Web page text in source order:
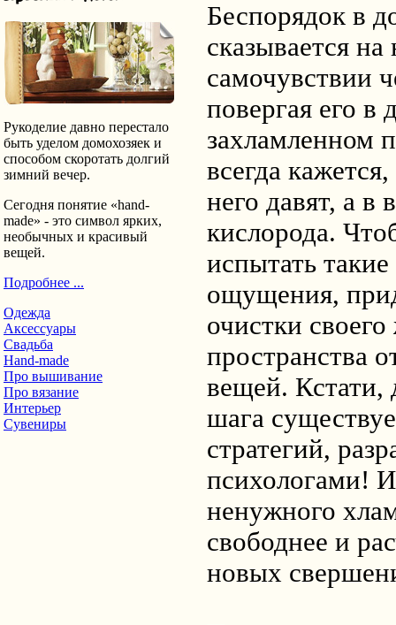
Рукоделие давно перестало
быть уделом домохозяек и
способом скоротать долгий
зимний вечер.
Сегодня понятие «hand-
made» - это символ ярких,
необычных и красивый
вещей.
Подробнее ...
Одежда
Аксессуары
Свадьба
Hand-made
Про вышивание
Про вязание
Интерьер
Сувениры
Беспорядок в
сказывается
самочувствии
повергая его в
захламленном
всегда
него давят, а в
кислорода.
испытать
ощущения,
очистки
пространства
вещей. Кстати,
шага
стратегий,
психологами!
ненужного
свободнее и
новых